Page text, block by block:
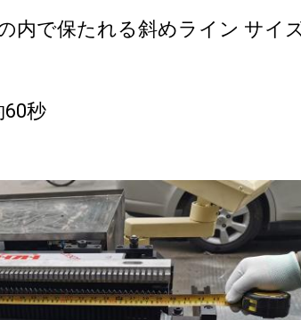
内で保たれる斜めライン サイ
秒